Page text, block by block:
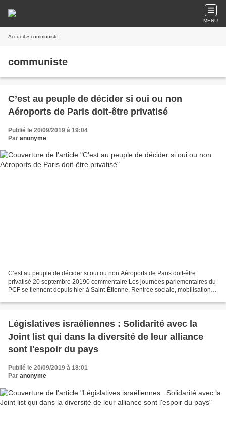
MENU
Accueil » communiste
communiste
C’est au peuple de décider si oui ou non
Aéroports de Paris doit-être privatisé
Publié le 20/09/2019 à 19:04
Par anonyme
C’est au peuple de décider si oui ou non Aéroports de Paris doit-être
privatisé 20 septembre 20190 commentaire Les journées parlementaires du
PCF se tiennent depuis hier à Saint-Étienne. Rentrée sociale, mobilisations
Législatives israéliennes : Solidarité avec la
Joint list qui dans la diversité de leur alliance
sont l'espoir du pays
Publié le 20/09/2019 à 18:01
Par anonyme